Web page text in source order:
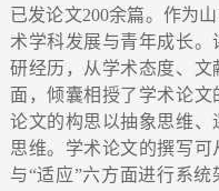
已发论文200余篇。作为
术学科发展与青年成长
研经历，从学术态度、
面，倾囊相授了学术论
论文的构思以抽象思维
思维。学术论文的撰写
与“适应”六方面进行系